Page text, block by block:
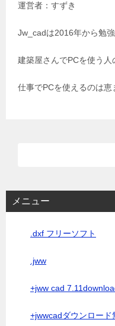
運営者：すずき
Jw_cadは2016年から勉
建築屋さんでPCを使う
仕事でPCを使えるのは
メニュー
.dxf フリーソフト
.jww
+jww cad
+jwwcadダウンロード